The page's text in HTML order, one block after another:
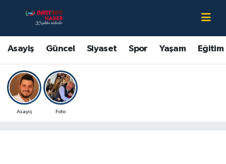
Asayiş Güncel Siyaset Spor Yaşam Eğitim
Asayiş Foto
Asayiş
Bartın Hakkında
Çevre
Eğitim
Bartın Nöbetçi Eczaneler
Bartın Hava Durumu
Bartin Namaz Vakitleri
Bartın Trafik Yoğunluk Haritası